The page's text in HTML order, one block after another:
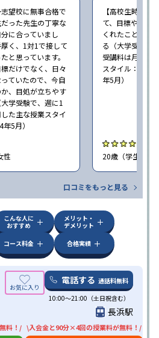
志望校に無事合格で
った先生の丁寧な
に合っていまし
く、1対1で接して
と思っています。
だけでなく、日々
ていたので、今自
、目処が立ちやす
学受験で、週に1
た主な授業スタイ
5月）
性
【高校生時の通
て、目標や勉強
くれたことが、
る（大学受験で
受講料は月
スタイル：個別
年5月）
20歳（学生） /
口コミをもっと見る
こんな人に
おすすめ
メリット・
デメリット
コース料金 合格実績
電話する 通話料無料
10:00〜21:00（土日祝含む）
長浜駅
料！/ \入会金と90分×4回の授業料が無料！/